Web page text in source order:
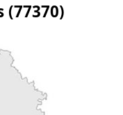
(77370)